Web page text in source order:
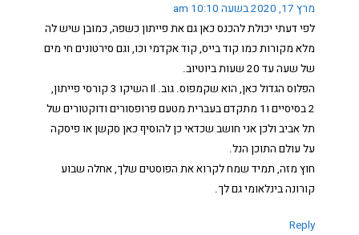
מרץ 17, 2020 בשעה 10:10 am
לפי דעתי יכולת להכנס כאן גם את פייתון כשפה, כמובן שיש לה
מלא מקורות כמו קוד בייס, קוד אקדמי וכו, וגם סירטונים חי מים
של שעה עד 20 שעות ביוטיוב.
הפלוס הגדול כאן, הוא שקמפוס. גוב. Il השיקו 3 קורסי פייתון,
2 בסיסיים ו1 מתקדם בעברית מטעם פרופסורים ודוקטורים של
תל אביב ולכן אני חושב שכדאי כן להוסיף כאן סקשן או פיסקה
על עולם התוכן הנל.
חוץ מזה, תמיד שמח לקרוא את הפוסטים שלך, אחלה שבוע
קורונה בינלאומי גם לך.
Reply